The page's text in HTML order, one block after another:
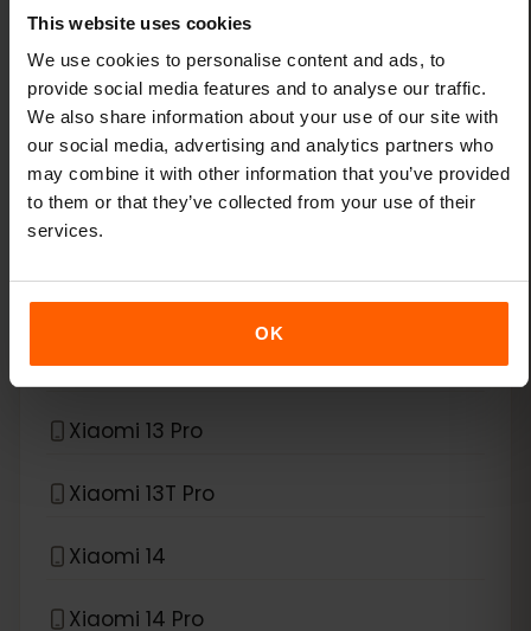
This website uses cookies
We use cookies to personalise content and ads, to
provide social media features and to analyse our traffic.
We also share information about your use of our site with
our social media, advertising and analytics partners who
may combine it with other information that you’ve provided
to them or that they’ve collected from your use of their
services.
OK
Google Pixel 9 Pro XL
Google Pixel Fold
eSIM kompatybilny zXiaomi*
Xiaomi 12T Pro
Xiaomi 13
Xiaomi 13 Lite
Xiaomi 13 Pro
Xiaomi 13T Pro
Xiaomi 14
Xiaomi 14 Pro